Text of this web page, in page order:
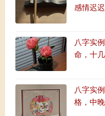
感情迟
八字实
命，十
八字实
格，中